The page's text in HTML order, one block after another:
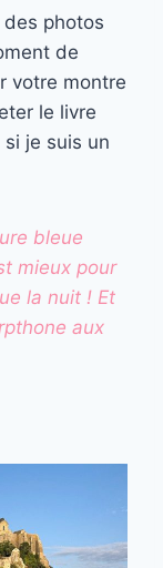
photos
de
votre montre
le livre
je suis un
bleue
mieux pour
la nuit ! Et
aux